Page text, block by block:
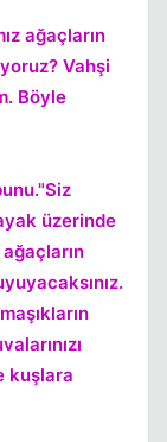
ağaçların
Vahşi
Böyle
üzerinde
kuşlara